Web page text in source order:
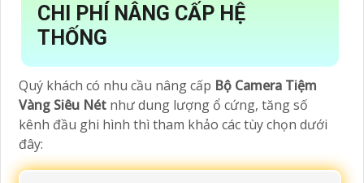
CHI PHÍ NÂNG CẤP HỆ
THỐNG
Quý khách có nhu cầu nâng cấp Bộ Camera Tiệm
Vàng Siêu Nét như dung lượng ổ cứng, tăng số
kênh đầu ghi hình thì tham khảo các tùy chọn dưới
đây: